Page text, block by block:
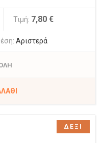
Τιμή: 7,80 €
Αριστερά
ΔΕΞΙ